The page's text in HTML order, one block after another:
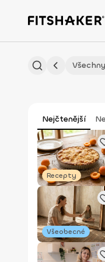
Všechny
Nejčtenější
Recepty
Všeobecné